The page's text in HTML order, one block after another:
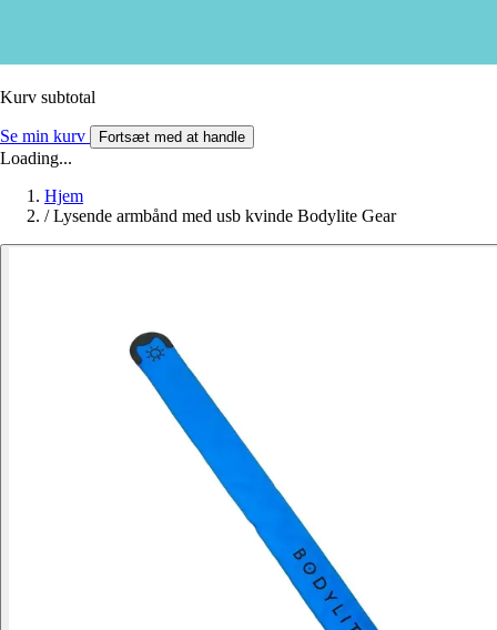
Kurv subtotal
Se min kurv Fortsæt med at handle
Loading...
Hjem
/ Lysende armbånd med usb kvinde Bodylite Gear